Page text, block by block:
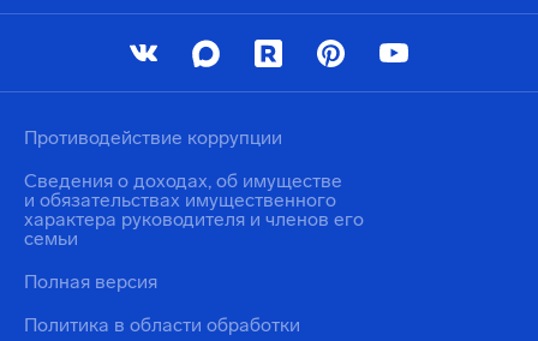
Политика в области обработки
Противодействие коррупции
Сведения о доходах, об имуществе
и обязательствах имущественного
характера руководителя и членов его
семьи
Полная версия